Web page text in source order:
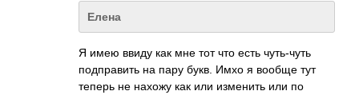
Елена
Я имею ввиду как мне тот что есть чуть-чуть
подправить на пару букв. Имхо я вообще тут
теперь не нахожу как или изменить или по